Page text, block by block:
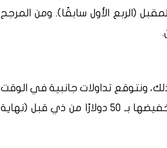
(الربع الأول سابقًا). ومن المرجح
ونتوقع تداولات جانبية في الوقت
الحالي. وبشكل عام، توقعاتنا للنصف الثاني من العام تم تخفيضها بـ 50 دولارًا من ذي قبل (نهاية